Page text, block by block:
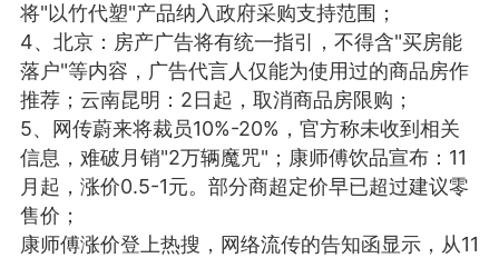
每次200金币 点击购买
熊 肤色重建术
卡卡溶脂
斑术
DR.YY面膜
私密系列
妍
美业357 卡卡一针轻
熊
Lv.3
26 23:30
电脑端 新品推荐
将"以竹代塑"产品纳入政府采购支持范围；
4、北京：房产广告将有统一指引，不得含"买房能
落户"等内容，广告代言人仅能为使用过的商品房作
推荐；云南昆明：2日起，取消商品房限购；
5、网传蔚来将裁员10%-20%，官方称未收到相关
信息，难破月销"2万辆魔咒"；康师傅饮品宣布：11
月起，涨价0.5-1元。部分商超定价早已超过建议零
售价；
康师傅涨价登上热搜，网络流传的告知函显示，从11